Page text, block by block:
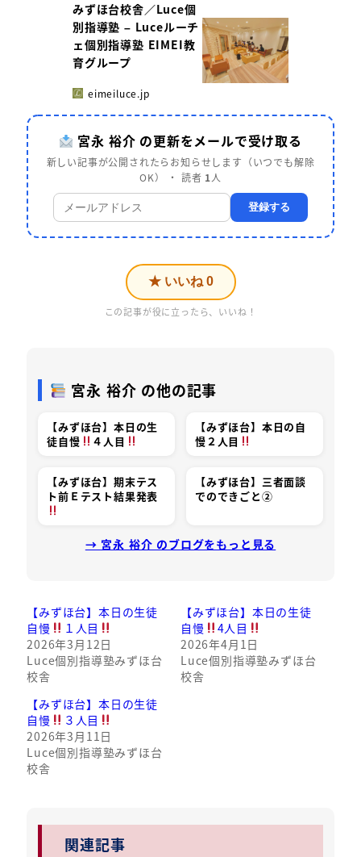
みずほ台校舎／Luce個
別指導塾 – Luceルーチ
ェ個別指導塾 EIMEI教
育グループ
eimeiluce.jp
宮永 裕介 の更新をメールで受け取る
新しい記事が公開されたらお知らせします（いつでも解除
OK） ・ 読者 1 人
登録する
★ いいね 0
この記事が役に立ったら、いいね！
宮永 裕介 の他の記事
【みずほ台】本日の生
徒自慢
４人目
【みずほ台】本日の自
慢２人目
【みずほ台】期末テス
ト前Ｅテスト結果発表
【みずほ台】三者面談
でのできごと②
→ 宮永 裕介 のブログをもっと見る
【みずほ台】本日の生徒
自慢
１人目
2026年3月12日
Luce個別指導塾みずほ台
校舎
【みずほ台】本日の生徒
自慢
4人目
2026年4月1日
Luce個別指導塾みずほ台
校舎
【みずほ台】本日の生徒
自慢
３人目
2026年3月11日
Luce個別指導塾みずほ台
校舎
関連記事